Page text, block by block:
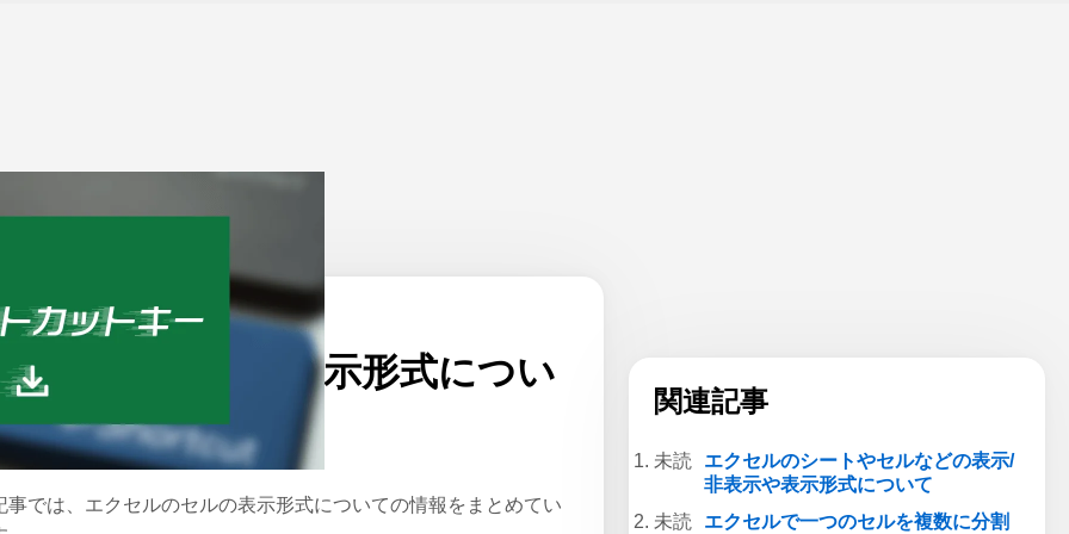
ム > Excel 公開日：2022/01/06
クセルのセルの表示形式につい
情報まとめ
事では、エクセルのセルの表示形式についての情報をまとめてい
関連記事
エクセルのシートやセルなどの表示/
非表示や表示形式について
エクセルで一つのセルを複数に分割